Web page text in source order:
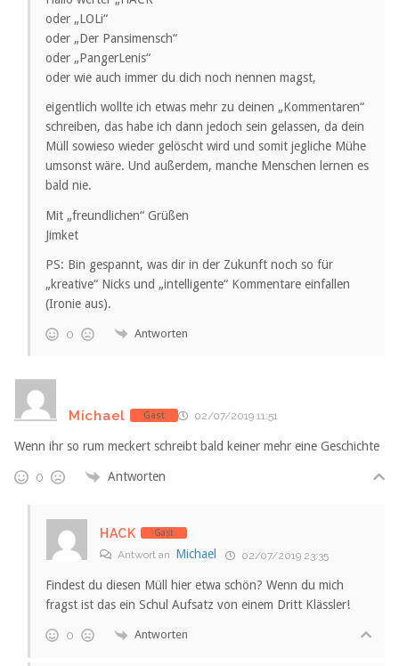
oder „LOLi“
oder „Der Pansimensch“
oder „PangerLenis“
oder wie auch immer du dich noch nennen magst,
eigentlich wollte ich etwas mehr zu deinen „Kommentaren“
schreiben, das habe ich dann jedoch sein gelassen, da dein
Müll sowieso wieder gelöscht wird und somit jegliche Mühe
umsonst wäre. Und außerdem, manche Menschen lernen es
bald nie.
Mit „freundlichen“ Grüßen
Jimket
PS: Bin gespannt, was dir in der Zukunft noch so für
„kreative“ Nicks und „intelligente“ Kommentare einfallen
(Ironie aus).
0 Antworten
Michael Gast 02/07/2019 11:51
Wenn ihr so rum meckert schreibt bald keiner mehr eine Geschichte
0 Antworten
HACK Gast
Antwort an Michael 02/07/2019 23:35
Findest du diesen Müll hier etwa schön? Wenn du mich
fragst ist das ein Schul Aufsatz von einem Dritt Klässler!
0 Antworten